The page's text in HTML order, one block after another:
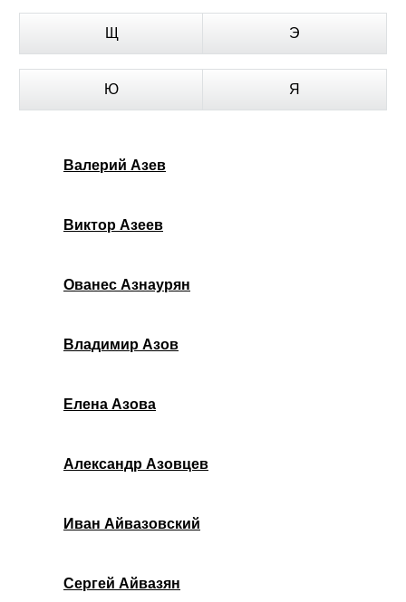
Щ Э
Ю Я
Валерий Азев
Виктор Азеев
Ованес Азнаурян
Владимир Азов
Елена Азова
Александр Азовцев
Иван Айвазовский
Сергей Айвазян